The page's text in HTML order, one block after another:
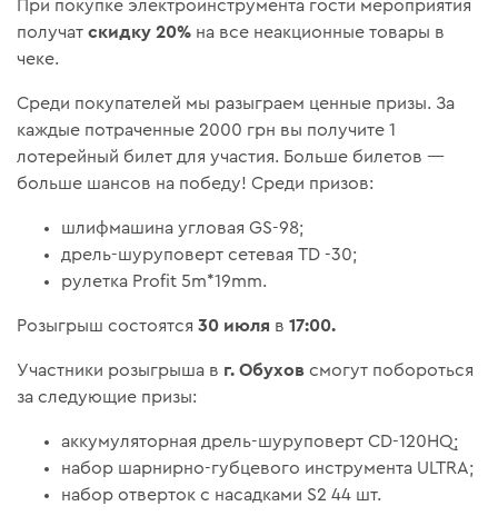
При покупке электроинструмента гости мероприятия
получатскидку 20% на все неакционные товары в
чеке.
Среди покупателей мы разыграем ценные призы. За
каждые потраченные 2000 грн вы получите 1
лотерейный билет для участия. Больше билетов —
больше шансов на победу! Среди призов:
шлифмашина угловая GS-98;
дрель-шуруповерт сетевая TD -30;
рулетка Profit 5m*19mm.
Розыгрыш состоятся30 июля в17:00.
Участники розыгрыша в г. Обухов смогут побороться
за следующие призы:
аккумуляторная дрель-шуруповерт CD-120HQ;
набор шарнирно-губцевого инструмента ULTRA;
набор отверток с насадками S2 44 шт.